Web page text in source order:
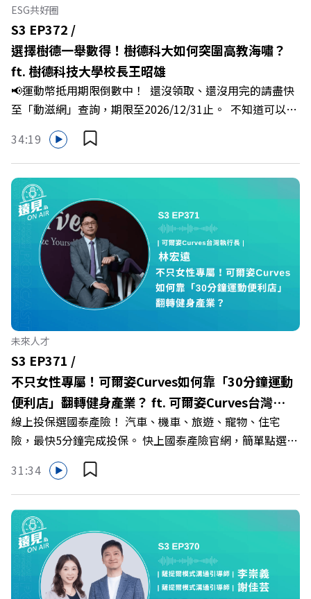
場衝突與霸凌從何而來？🔺 如何用「冰山對話」看穿主管
焦慮，將對立化為合作？🔺 怎麼做到「好奇少一點、批判
少一點」？🔺 面對AI時代的職涯焦慮，如何把自我價值打
分權拿回手裡？ +++++📓《透視職場冰山》新書介紹
>>>https://bookzone.cwgv.com.tw/book/BWL108🎂歡
慶遠見40歲生日！手速搶下破天荒的獨家優惠
>>>https://gvmkt.pse.is/9e5pbz✨關注《遠見》更多的社
群：LINE：https://reurl.cc/A4ELQpIG：
Powered by Firstory Hosting
ESG共好圈
S3 EP372 /
選擇樹德一舉數得！樹德科大如何突圍高教海嘯？
ft. 樹德科技大學校長王昭雄
📢運動幣抵用期限倒數中！ 還沒領取、還沒用完的請盡快
至「動滋網」查詢，期限至2026/12/31止。 不知道可以在
哪裡使用嗎？ 上「動滋網」【合作店家】專區，全台五千
多家合作業者任你選，馬上來找適用地點！ ➡️
https://fstry.pse.is/9epct2 —— 以上為 FMTaiwan 與
Firstory Podcast 廣告 —— 在少子化浪潮、私校面臨退場
海嘯的嚴峻考驗下，南台灣的技職學校該如何轉型突圍？
本集《遠見ON AIR》邀請到樹德科技大學校長王昭雄，帶
你解析樹德科大如何打造出兼顧學校永續發展與地方創生的
技職教育新典範！ 🔺如何從「傳統私校」轉型為「產學無
縫接軌者」？ 🔺AI如何深度賦能設計與人文學科學群？ 🔺
首創「菲律賓半導體專班」！驚豔科技界的國際精準育才
🔺一舉拿下4大USR專案！深耕地方的溫暖社會責任平台 主
持人／遠見雜誌副社長兼遠見智庫總編輯 李建興 與談人／
樹德科技大學校長 王昭雄 +++++ 🎂歡慶遠見40歲生日！手
速搶下破天荒的獨家優惠
>>>https://gvmkt.pse.is/9e5pbz ✨關注《遠見》更多的社
群： LINE：https://reurl.cc/A4ELQp IG：
https://bit.ly/3AjBWNV YT：https://bit.ly/38jNi9k
Powered by Firstory Hosting
34:19
未來人才
S3 EP371 /
不只女性專屬！可爾姿Curves如何靠「30分鐘運動
便利店」翻轉健身產業？ ft. 可爾姿Curves台灣執
行長林宏遠
線上投保選國泰產險！ 汽車、機車、旅遊、寵物、住宅
險，最快5分鐘完成投保。 快上國泰產險官網，簡單點選，
保障立即到位！ https://fstry.pse.is/9eddvv —— 以上為
Firstory Podcast 廣告 —— 在健康意識抬頭、健身產業百
家爭鳴的激烈浪潮下，傳統的健身房該如何轉型突圍？ 本
集《遠見ON AIR》邀請到可爾姿Curves台灣執行長林宏
遠，帶你解析可爾姿如何打造出兼顧健康生活與女力創業的
健身新契機！ 🔺如何從「傳統大型健身房」轉型為「社區
運動便利店」？ 🔺運動如何落實最貼心的「女性專屬、零
壓力」空間？ 🔺對抗肌少症、預防高齡化！驚豔醫學界的
31:34